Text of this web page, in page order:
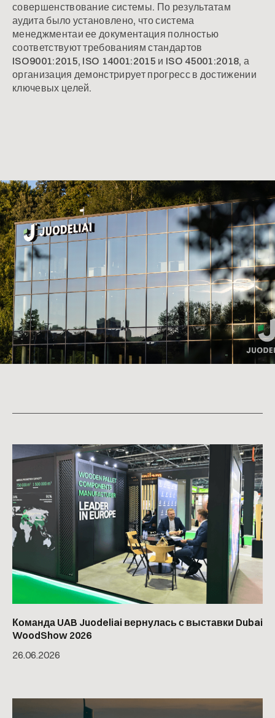
совершенствование системы. По результатам
аудита было установлено, что система
менеджментаи ее документация полностью
соответствуют требованиям стандартов
ISO9001:2015, ISO 14001:2015 и ISO 45001:2018, а
организация демонстрирует прогресс в достижении
ключевых целей.
Команда UAB Juodeliai вернулась с выставки Dubai
WoodShow 2026
26.06.2026